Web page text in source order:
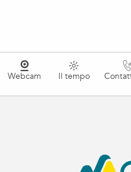
Webcam Il tempo